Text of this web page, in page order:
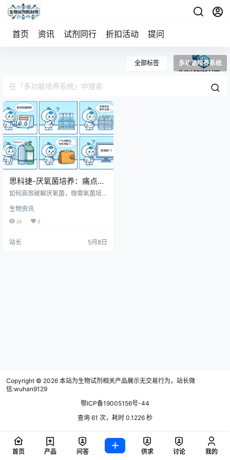
首页 资讯 试剂同行 折扣活动 提问
全部标签 多功能培养系统
思科捷-厌氧菌培养：痛点与
精准解决方案
如何高效破解厌氧菌，微需氧菌培
氧微需氧培养系统，一起寻找一站
式解决方案。 厌氧培养的常见难
能受影响，实验容易失败； 样本一
生物资讯
26 0
站长 5月8日
Copyright © 2026 本站为生物试剂相关产品展示无交易行为，站长微
信:wuhan9129
鄂ICP备19005156号-44
查询 61 次，耗时 0.1226 秒
首页 产品 问答 供求 讨论 我的